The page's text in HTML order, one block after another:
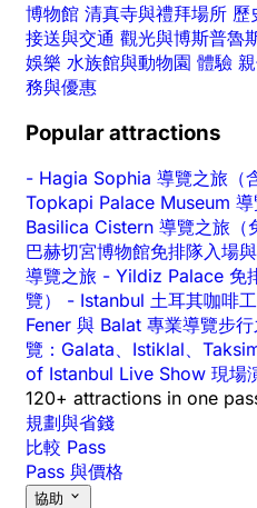
博物館 清真寺與禮拜場所 歷
接送與交通 觀光與博斯普魯
娛樂 水族館與動物園 體驗
務與優惠
Popular attractions
- Hagia Sophia 導覽之旅（
Topkapi Palace Museum 導
Basilica Cistern 導覽之旅（
巴赫切宮博物館免排隊入場
導覽之旅 - Yildiz Palace 免
覽） - Istanbul 土耳其咖啡
Fener 與 Balat 專業導覽步行
覽：Galata、Istiklal、
of Istanbul Live Show 現場
120+ attractions in one
規劃與省錢
比較 Pass
Pass 與價格
協助